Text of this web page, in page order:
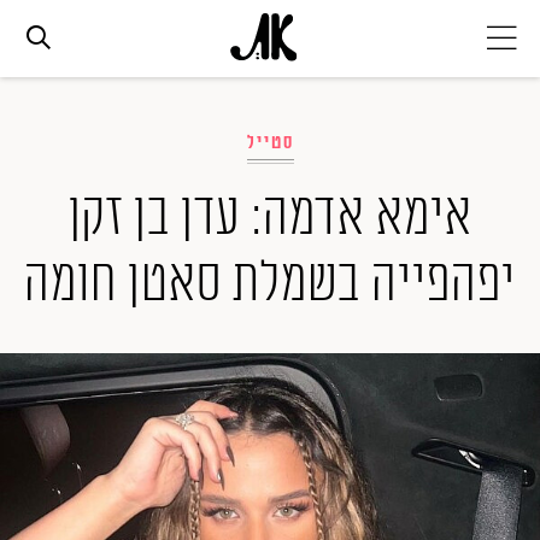
אופנה
ביוטי
סלבס
ערוצים נוספים
המגזין
סטייל
אימא אדמה: עדן בן זקן
יפהפייה בשמלת סאטן חומה